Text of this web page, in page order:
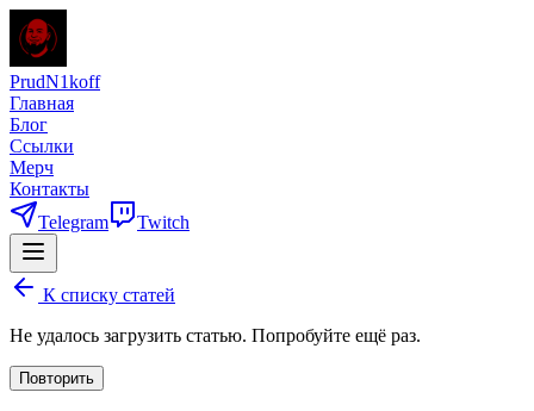
PrudN1koff
Главная
Блог
Ссылки
Мерч
Контакты
Telegram
Twitch
К списку статей
Не удалось загрузить статью. Попробуйте ещё раз.
Повторить